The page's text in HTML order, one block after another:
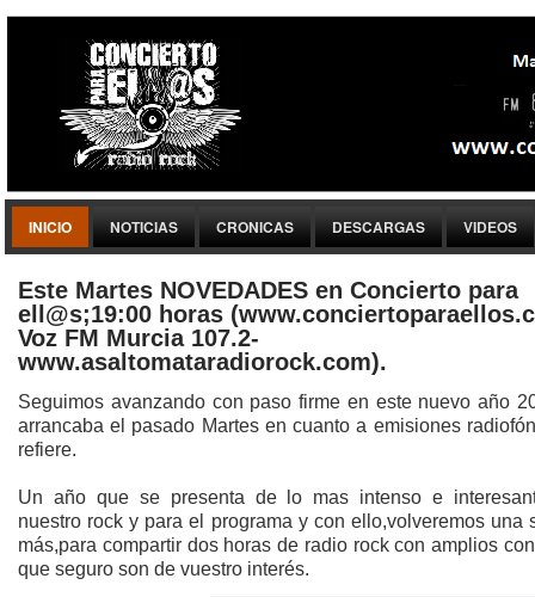
INICIO NOTICIAS CRONICAS DESCARGAS VIDEOS
Este Martes NOVEDADES en Concierto para
ell@s;19:00 horas
Voz FM Murcia 107.2-
www.asaltomataradiorock.com).
Seguimos avanzando con paso firme en este nuevo año
arrancaba el pasado Martes en cuanto a emisiones
refiere.
Un año que se presenta de lo mas intenso e
nuestro rock y para el programa y con ello,volveremos una
más,para compartir dos horas de radio rock con amplios
que seguro son de vuestro interés.